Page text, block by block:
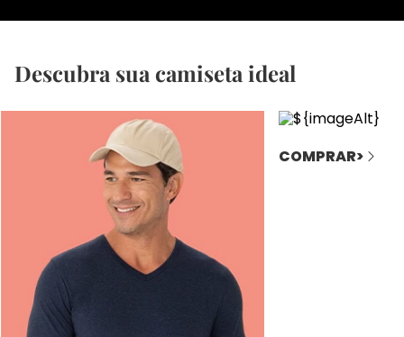
Descubra sua camiseta ideal
COMPRAR>